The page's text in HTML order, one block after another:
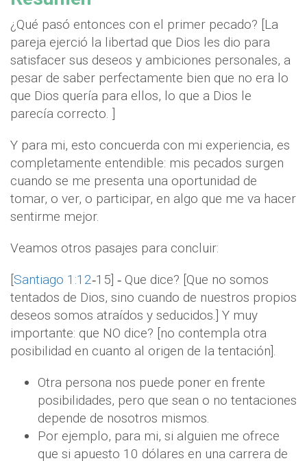
¿Qué pasó entonces con el primer pecado? [La
pareja ejerció la libertad que Dios les dio para
satisfacer sus deseos y ambiciones personales, a
pesar de saber perfectamente bien que no era lo
que Dios quería para ellos, lo que a Dios le
parecía correcto. ]
Y para mi, esto concuerda con mi experiencia, es
completamente entendible: mis pecados surgen
cuando se me presenta una oportunidad de
tomar, o ver, o participar, en algo que me va hacer
sentirme mejor.
Veamos otros pasajes para concluir:
[Santiago 1:12‐15] ‐ Que dice? [Que no somos
tentados de Dios, sino cuando de nuestros propios
deseos somos atraídos y seducidos.] Y muy
importante: que NO dice? [no contempla otra
posibilidad en cuanto al origen de la tentación].
Otra persona nos puede poner en frente
posibilidades, pero que sean o no tentaciones
depende de nosotros mismos.
Por ejemplo, para mi, si alguien me ofrece
que si apuesto 10 dólares en una carrera de